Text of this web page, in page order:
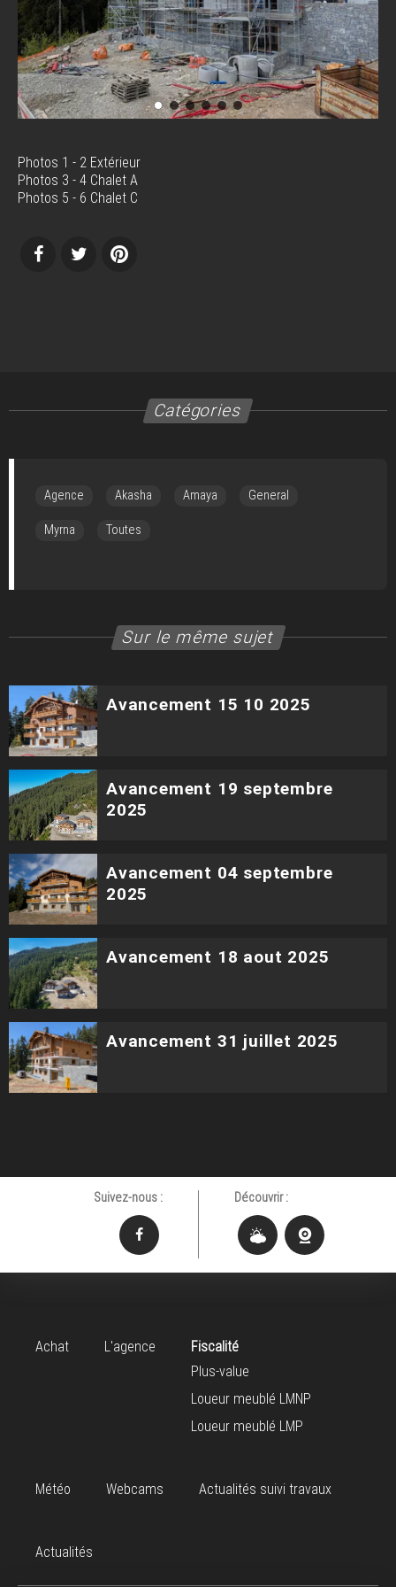
Photos 1 - 2 Extérieur
Photos 3 - 4 Chalet A
Photos 5 - 6 Chalet C
Catégories
Agence Akasha Amaya General
Myrna Toutes
Sur le même sujet
Avancement 15 10 2025
Avancement 19 septembre
2025
Avancement 04 septembre
2025
Avancement 18 aout 2025
Avancement 31 juillet 2025
Suivez-nous : Découvrir :
Achat L'agence
Fiscalité
Plus-value
Loueur meublé LMNP
Loueur meublé LMP
Météo Webcams Actualités suivi travaux
Actualités